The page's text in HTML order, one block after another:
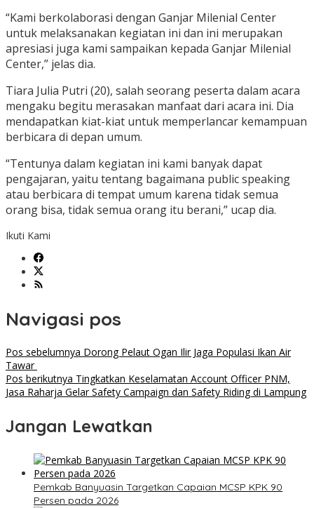
“Kami berkolaborasi dengan Ganjar Milenial Center
untuk melaksanakan kegiatan ini dan ini merupakan
apresiasi juga kami sampaikan kepada Ganjar Milenial
Center,” jelas dia.
Tiara Julia Putri (20), salah seorang peserta dalam acara
mengaku begitu merasakan manfaat dari acara ini. Dia
mendapatkan kiat-kiat untuk memperlancar kemampuan
berbicara di depan umum.
“Tentunya dalam kegiatan ini kami banyak dapat
pengajaran, yaitu tentang bagaimana public speaking
atau berbicara di tempat umum karena tidak semua
orang bisa, tidak semua orang itu berani,” ucap dia.
Ikuti Kami
Navigasi pos
Pos sebelumnya Dorong Pelaut Ogan Ilir Jaga Populasi Ikan Air
Tawar
Pos berikutnya Tingkatkan Keselamatan Account Officer PNM,
Jasa Raharja Gelar Safety Campaign dan Safety Riding di Lampung
Jangan Lewatkan
Pemkab Banyuasin Targetkan Capaian MCSP KPK 90
Persen pada 2026